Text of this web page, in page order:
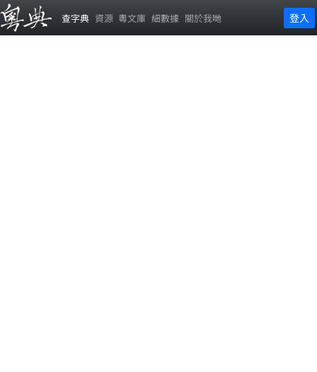
查字典 資源 粵文庫 細數據 關於我哋 登入